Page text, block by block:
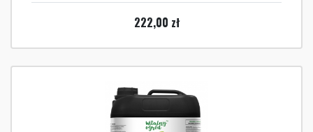
222,00 zł